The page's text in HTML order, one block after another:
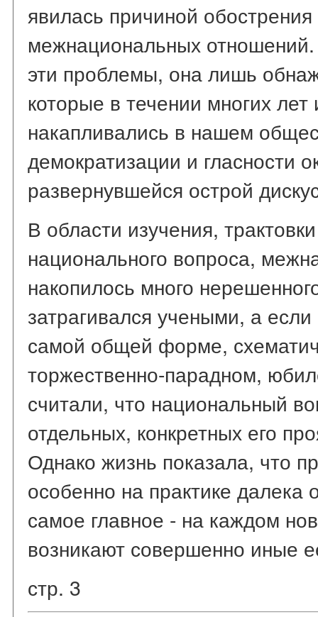
явилась причиной
межнациональных
эти проблемы, она лишь
которые в течении многих
накапливались в нашем
демократизации и гласности
развернувшейся острой
В области изучения,
национального вопроса,
накопилось много
затрагивался учеными, а
самой общей форме,
торжественно-парадном,
считали, что национальный
отдельных, конкретных его
Однако жизнь показала, что
особенно на практике далека
самое главное - на каждом
возникают совершенно иные
стр. 3